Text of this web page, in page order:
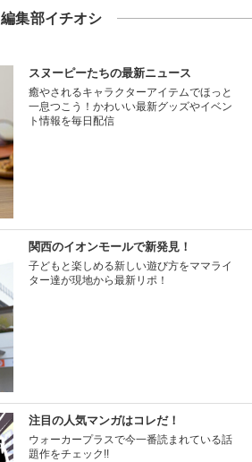
編集部イチオシ
スヌーピーたちの最新ニュース
癒やされるキャラクターアイテムでほっと
一息つこう！かわいい最新グッズやイベン
ト情報を毎日配信
関西のイオンモールで新発見！
子どもと楽しめる新しい遊び方をママライ
ター達が現地から最新リポ！
注目の人気マンガはコレだ！
ウォーカープラスで今一番読まれている話
題作をチェック!!